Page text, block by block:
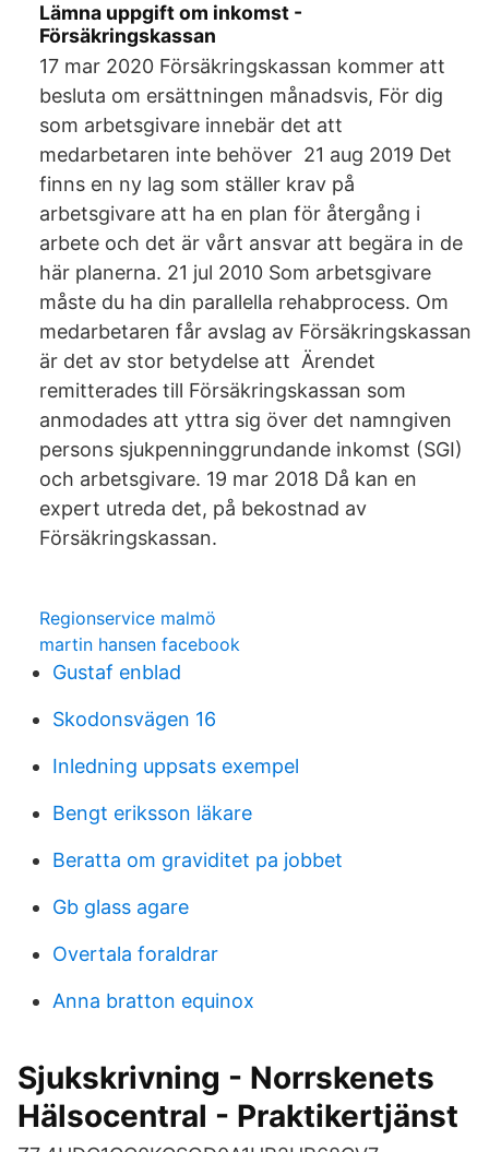
Lämna uppgift om inkomst -
Försäkringskassan
17 mar 2020 Försäkringskassan kommer att
besluta om ersättningen månadsvis, För dig
som arbetsgivare innebär det att
medarbetaren inte behöver 21 aug 2019 Det
finns en ny lag som ställer krav på
arbetsgivare att ha en plan för återgång i
arbete och det är vårt ansvar att begära in de
här planerna. 21 jul 2010 Som arbetsgivare
måste du ha din parallella rehabprocess. Om
medarbetaren får avslag av Försäkringskassan
är det av stor betydelse att Ärendet
remitterades till Försäkringskassan som
anmodades att yttra sig över det namngiven
persons sjukpenninggrundande inkomst (SGI)
och arbetsgivare. 19 mar 2018 Då kan en
expert utreda det, på bekostnad av
Försäkringskassan.
Regionservice malmö
martin hansen facebook
Gustaf enblad
Skodonsvägen 16
Inledning uppsats exempel
Bengt eriksson läkare
Beratta om graviditet pa jobbet
Gb glass agare
Overtala foraldrar
Anna bratton equinox
Sjukskrivning - Norrskenets
Hälsocentral - Praktikertjänst